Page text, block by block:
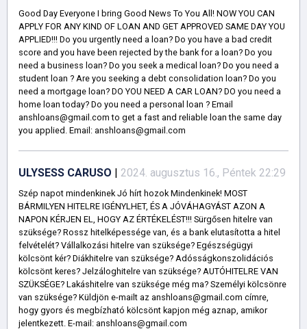
Good Day Everyone I bring Good News To You All! NOW YOU CAN
APPLY FOR ANY KIND OF LOAN AND GET APPROVED SAME DAY YOU
APPLIED!!! Do you urgently need a loan? Do you have a bad credit
score and you have been rejected by the bank for a loan? Do you
need a business loan? Do you seek a medical loan? Do you need a
student loan ? Are you seeking a debt consolidation loan? Do you
need a mortgage loan? DO YOU NEED A CAR LOAN? DO you need a
home loan today? Do you need a personal loan ? Email
anshloans@gmail.com to get a fast and reliable loan the same day
you applied. Email: anshloans@gmail.com
ULYSESS CARUSO | 2024. augusztus 16., Péntek 22:29
Szép napot mindenkinek Jó hírt hozok Mindenkinek! MOST
BÁRMILYEN HITELRE IGÉNYLHET, ÉS A JÓVÁHAGYÁST AZON A
NAPON KÉRJEN EL, HOGY AZ ÉRTÉKELÉST!!! Sürgősen hitelre van
szüksége? Rossz hitelképessége van, és a bank elutasította a hitel
felvételét? Vállalkozási hitelre van szüksége? Egészségügyi
kölcsönt kér? Diákhitelre van szüksége? Adósságkonszolidációs
kölcsönt keres? Jelzáloghitelre van szüksége? AUTÓHITELRE VAN
SZÜKSÉGE? Lakáshitelre van szüksége még ma? Személyi kölcsönre
van szüksége? Küldjön e-mailt az anshloans@gmail.com címre,
hogy gyors és megbízható kölcsönt kapjon még aznap, amikor
jelentkezett. E-mail: anshloans@gmail.com